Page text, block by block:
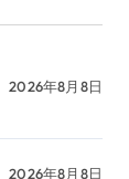
2026年8月8日
2026年8月8日